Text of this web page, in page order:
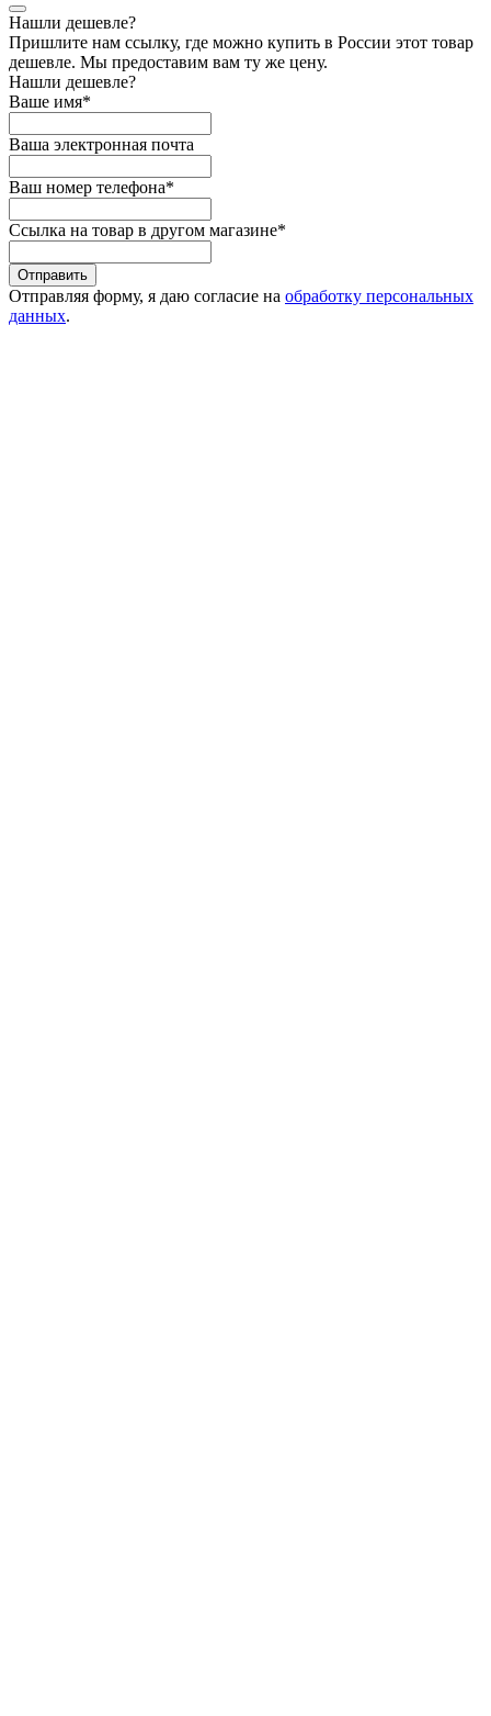
Нашли дешевле?
Пришлите нам ссылку, где можно купить в России этот товар
дешевле. Мы предоставим вам ту же цену.
Нашли дешевле?
Ваше имя*
Ваша электронная почта
Ваш номер телефона*
Ссылка на товар в другом магазине*
Отправить
Отправляя форму, я даю согласие на обработку персональных
данных.